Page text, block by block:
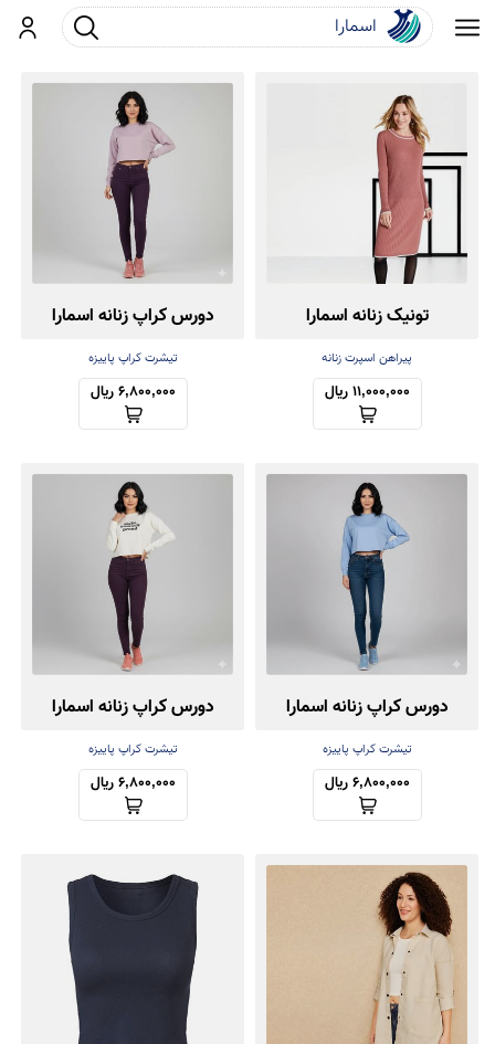
ورودجست و جو
تونیک زنانه اسمارا
پیراهن اسپرت زنانه
11,000,000 ریال
دورس کراپ زنانه اسمارا
تیشرت کراپ پاییزه
6,800,000 ریال
دورس کراپ زنانه اسمارا
تیشرت کراپ پاییزه
6,800,000 ریال
دورس کراپ زنانه اسمارا
تیشرت کراپ پاییزه
6,800,000 ریال